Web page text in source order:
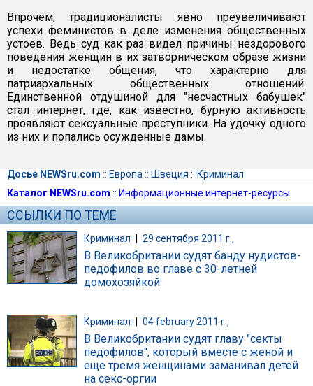
Впрочем, традиционалисты явно преувеличивают
успехи феминистов в деле изменения общественных
устоев. Ведь суд как раз видел причины нездорового
поведения женщин в их затворническом образе жизни
и недостатке общения, что характерно для
патриархальных общественных отношений.
Единственной отдушиной для "несчастных бабушек"
стал интернет, где, как известно, бурную активность
проявляют сексуальные преступники. На удочку одного
из них и попались осужденные дамы.
Досье NEWSru.com :: Европа :: Швеция :: Криминал
Каталог NEWSru.com :: Информационные интернет-ресурсы
ССЫЛКИ ПО ТЕМЕ
Криминал | 29 сентября 2011 г.,
В Великобритании судят банду нудистов-
педофилов во главе с 30-летней
домохозяйкой
Криминал 04 february 2011 г.,
В Великобритании судят главу "секты
педофилов", который вместе с женой и
еще тремя женщинами заманивал детей
на секс-оргии